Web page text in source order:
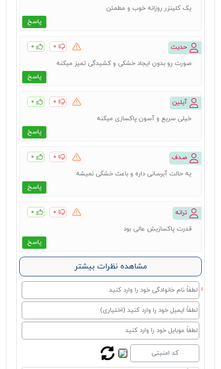
پاسخ
یک کلینزر روزانه خوب و مطمئن
حدیث ۰ ۰
پاسخ
صورت رو بدون ایجاد خشکی و کشیدگی تمیز میکنه
آیلین ۰ ۰
پاسخ
خیلی سریع و آسون پاکسازی میکنه
صدف ۰ ۰
پاسخ
یه حالت آبرسانی داره و باعث خشکی نمیشه
ترانه ۰ ۰
پاسخ
قدرت پاکسازیش عالی بود
مشاهده نظرات بیشتر